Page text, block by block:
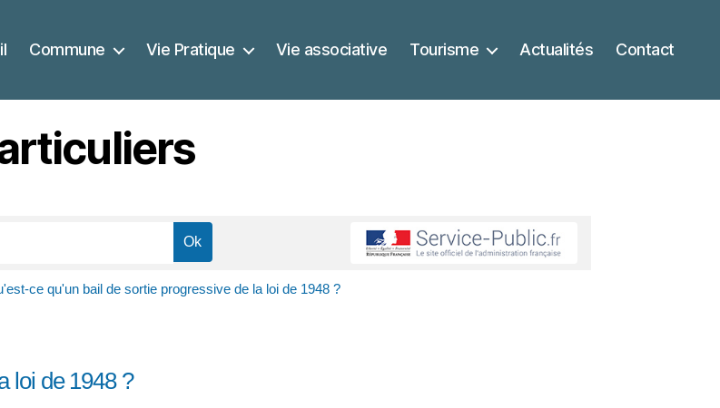
Commune Vie Pratique Vie associative Tourisme Actualités Contact
ce qu'un bail de sortie progressive de la loi de 1948 ?
loi de 1948 ?